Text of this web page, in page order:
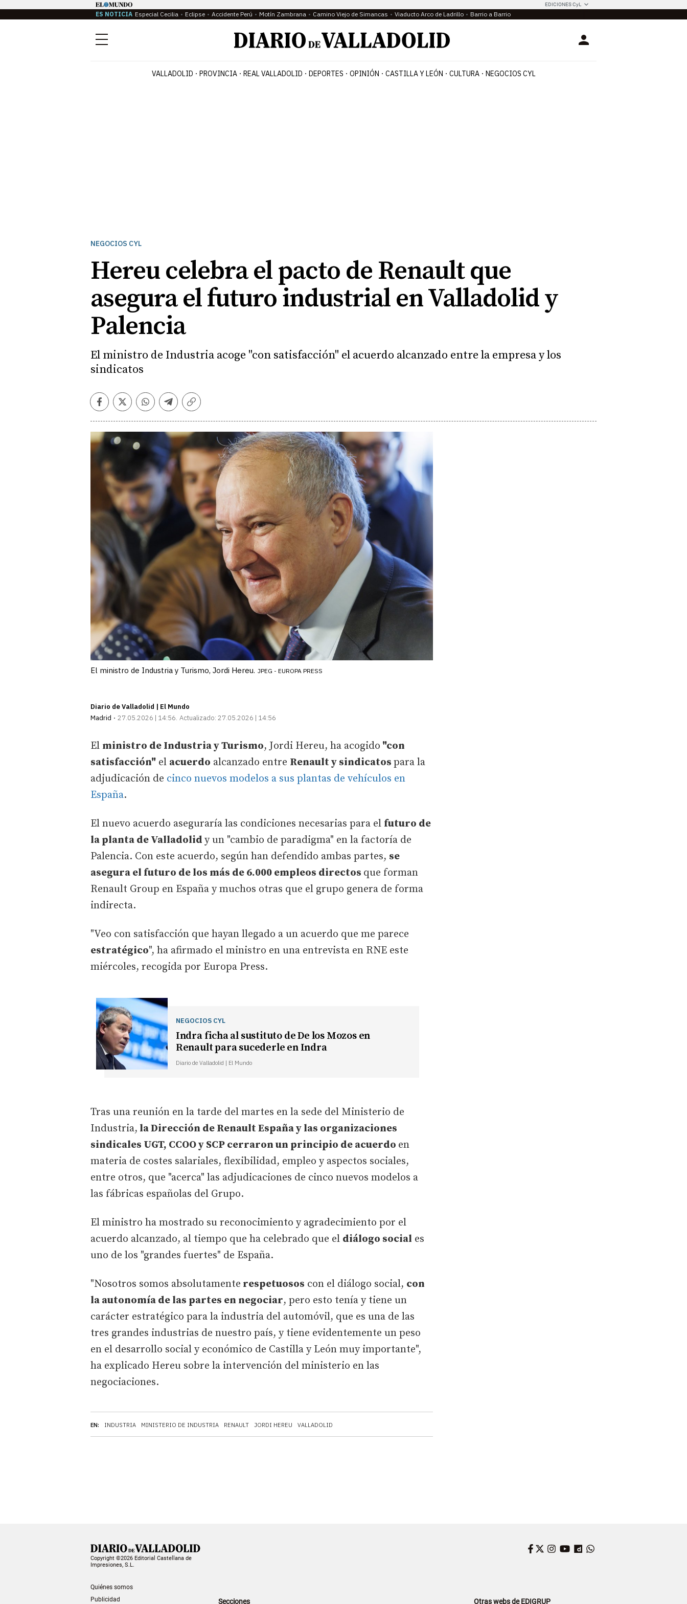
EDICIONES CyL
ES NOTICIA Especial Cecilia Eclipse Accidente Perú Motín Zambrana Camino Viejo de Simancas Viaducto Arco de Ladrillo Barrio a Barrio
Menú Login
VALLADOLID PROVINCIA REAL VALLADOLID DEPORTES OPINIÓN CASTILLA Y LEÓN CULTURA NEGOCIOS CYL
NEGOCIOS CYL
Hereu celebra el pacto de Renault que
asegura el futuro industrial en Valladolid y
Palencia
El ministro de Industria acoge "con satisfacción" el acuerdo alcanzado entre la empresa y los
sindicatos
Facebook
TwitterWhatsapp
Telegram
Copiar
El ministro de Industria y Turismo, Jordi Hereu. JPEG - EUROPA PRESS
Diario de Valladolid | El Mundo
Madrid
27.05.2026 | 14:56 Actualizado: 27.05.2026 | 14:56
EN: INDUSTRIA MINISTERIO DE INDUSTRIA RENAULT JORDI HEREU VALLADOLID
El ministro de Industria y Turismo, Jordi Hereu, ha acogido "con
satisfacción" el acuerdo alcanzado entre Renault y sindicatos para la
adjudicación de cinco nuevos modelos a sus plantas de vehículos en
España.
El nuevo acuerdo aseguraría las condiciones necesarias para el futuro de
la planta de Valladolid y un "cambio de paradigma" en la factoría de
Palencia. Con este acuerdo, según han defendido ambas partes, se
asegura el futuro de los más de 6.000 empleos directos que forman
Renault Group en España y muchos otras que el grupo genera de forma
indirecta.
"Veo con satisfacción que hayan llegado a un acuerdo que me parece
estratégico", ha afirmado el ministro en una entrevista en RNE este
miércoles, recogida por Europa Press.
NEGOCIOS CYL
Indra ficha al sustituto de De los Mozos en
Renault para sucederle en Indra
Diario de Valladolid | El Mundo
Tras una reunión en la tarde del martes en la sede del Ministerio de
Industria, la Dirección de Renault España y las organizaciones
sindicales UGT, CCOO y SCP cerraron un principio de acuerdo en
materia de costes salariales, flexibilidad, empleo y aspectos sociales,
entre otros, que "acerca" las adjudicaciones de cinco nuevos modelos a
las fábricas españolas del Grupo.
El ministro ha mostrado su reconocimiento y agradecimiento por el
acuerdo alcanzado, al tiempo que ha celebrado que el diálogo social es
uno de los "grandes fuertes" de España.
"Nosotros somos absolutamente respetuosos con el diálogo social, con
la autonomía de las partes en negociar, pero esto tenía y tiene un
carácter estratégico para la industria del automóvil, que es una de las
tres grandes industrias de nuestro país, y tiene evidentemente un peso
en el desarrollo social y económico de Castilla y León muy importante",
ha explicado Hereu sobre la intervención del ministerio en las
negociaciones.
Copyright ©2026 Editorial Castellana de
Impresiones, S.L.
Quiénes somos
Publicidad
Facebook
Twitter
Instagram
YouTube
Dailymotion
Secciones Otras webs de EDIGRUP